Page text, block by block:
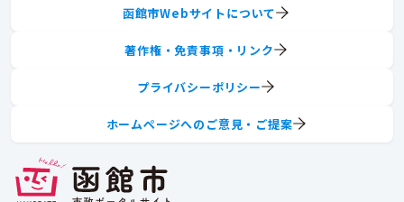
函館市Webサイトについて
著作権・免責事項・リンク
プライバシーポリシー
ホームページへのご意見・ご提案